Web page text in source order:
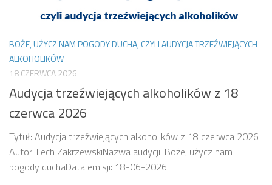
BOŻE, UŻYCZ NAM POGODY DUCHA, CZYLI AUDYCJA TRZEŹWIEJĄCYCH
ALKOHOLIKÓW
18 CZERWCA 2026
Audycja trzeźwiejących alkoholików z 18
czerwca 2026
Tytuł: Audycja trzeźwiejących alkoholików z 18 czerwca 2026
Autor: Lech ZakrzewskiNazwa audycji: Boże, użycz nam
pogody duchaData emisji: 18-06-2026